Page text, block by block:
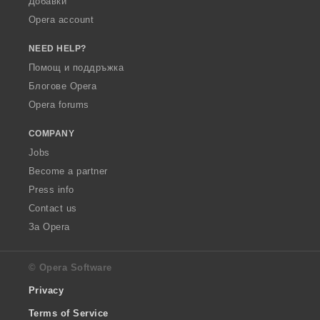
Opera account
NEED HELP?
Помощ и поддръжка
Блогове Opera
Opera forums
COMPANY
Jobs
Become a partner
Press info
Contact us
За Opera
© Opera Software
Privacy
Terms of Service